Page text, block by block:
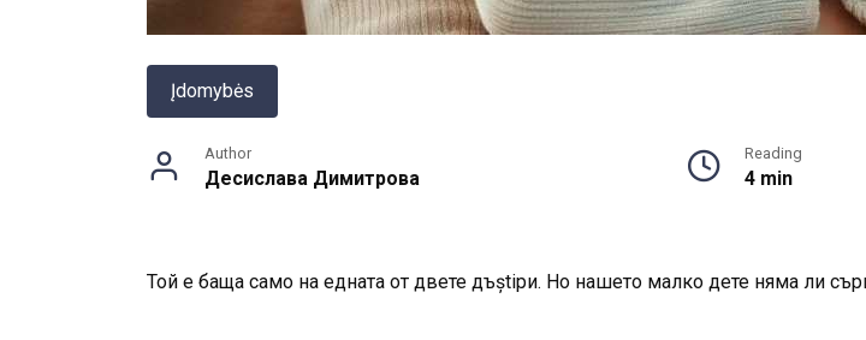
Įdomybės
Author
Десислава Димитрова
Reading
4 min
Той е баща само на едната от двете дъștiри. Но нашето малко дете няма ли